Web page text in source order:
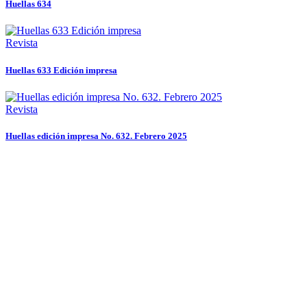
Huellas 634
Revista
Huellas 633 Edición impresa
Revista
Huellas edición impresa No. 632. Febrero 2025